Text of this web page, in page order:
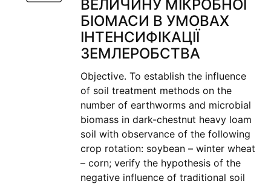
ВЕЛИЧИНУ МІКРОБНОЇ
БІОМАСИ В УМОВАХ
ІНТЕНСИФІКАЦІЇ
ЗЕМЛЕРОБСТВА
Objective. To establish the influence
of soil treatment methods on the
number of earthworms and microbial
biomass in dark-chestnut heavy loam
soil with observance of the following
crop rotation: soybean – winter wheat
– corn; verify the hypothesis of the
negative influence of traditional soil